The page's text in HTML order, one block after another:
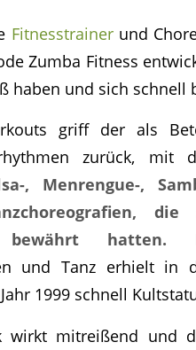
Fitnesstrainerund
Zumba Fitness
haben und sich schnell
griff der als
zurück,
, Menrengue-,
bewährt hatten.
und Tanz erhielt in
1999 schnell
wirkt mitreißend und